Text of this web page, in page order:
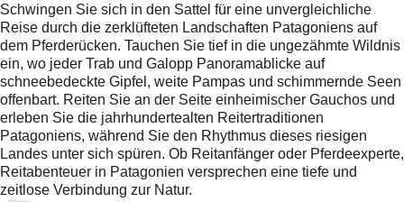
Schwingen Sie sich in den Sattel für eine unvergleichliche
Reise durch die zerklüfteten Landschaften Patagoniens auf
dem Pferderücken. Tauchen Sie tief in die ungezähmte Wildnis
ein, wo jeder Trab und Galopp Panoramablicke auf
schneebedeckte Gipfel, weite Pampas und schimmernde Seen
offenbart. Reiten Sie an der Seite einheimischer Gauchos und
erleben Sie die jahrhundertealten Reitertraditionen
Patagoniens, während Sie den Rhythmus dieses riesigen
Landes unter sich spüren. Ob Reitanfänger oder Pferdeexperte,
Reitabenteuer in Patagonien versprechen eine tiefe und
zeitlose Verbindung zur Natur.